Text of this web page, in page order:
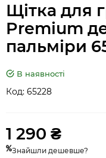
Щітка для
Premium
пальміри
В наявності
Код: 65228
1 290 ₴
Знайшли дешевше?